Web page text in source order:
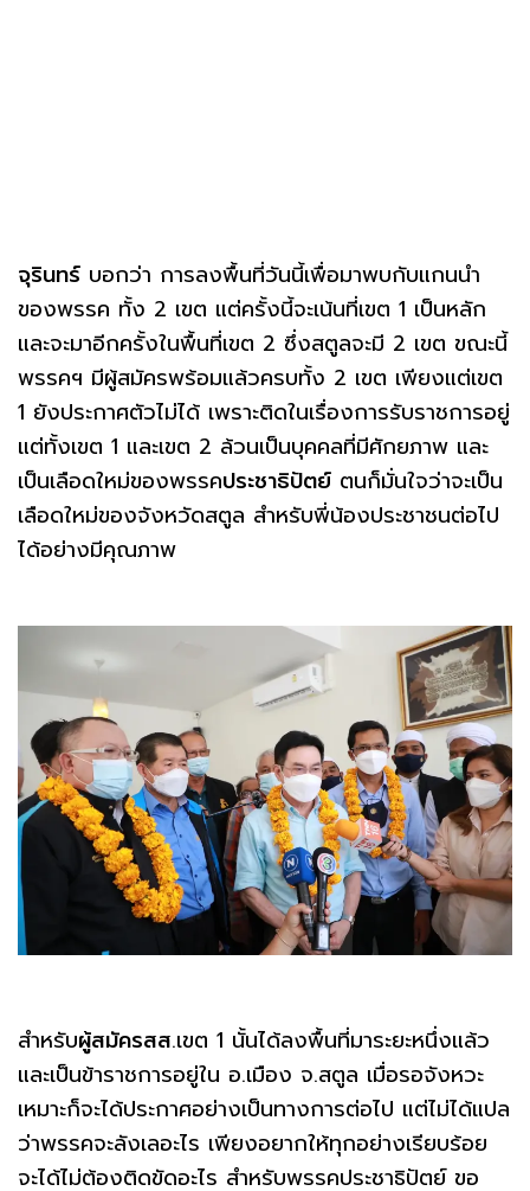
จุรินทร์ บอกว่า การลงพื้นที่วันนี้เพื่อมาพบกับแกนนำ
ของพรรค ทั้ง 2 เขต แต่ครั้งนี้จะเน้นที่เขต 1 เป็นหลัก
และจะมาอีกครั้งในพื้นที่เขต 2 ซึ่งสตูลจะมี 2 เขต ขณะนี้
พรรคฯ มีผู้สมัครพร้อมแล้วครบทั้ง 2 เขต เพียงแต่เขต
1 ยังประกาศตัวไม่ได้ เพราะติดในเรื่องการรับราชการอยู่
แต่ทั้งเขต 1 และเขต 2 ล้วนเป็นบุคคลที่มีศักยภาพ และ
เป็นเลือดใหม่ของพรรคประชาธิปัตย์ ตนก็มั่นใจว่าจะเป็น
เลือดใหม่ของจังหวัดสตูล สำหรับพี่น้องประชาชนต่อไป
ได้อย่างมีคุณภาพ
สำหรับผู้สมัครสส.เขต 1 นั้นได้ลงพื้นที่มาระยะหนึ่งแล้ว
และเป็นข้าราชการอยู่ใน อ.เมือง จ.สตูล เมื่อรอจังหวะ
เหมาะก็จะได้ประกาศอย่างเป็นทางการต่อไป แต่ไม่ได้แปล
ว่าพรรคจะลังเลอะไร เพียงอยากให้ทุกอย่างเรียบร้อย
จะได้ไม่ต้องติดขัดอะไร สำหรับพรรคประชาธิปัตย์ ขอ